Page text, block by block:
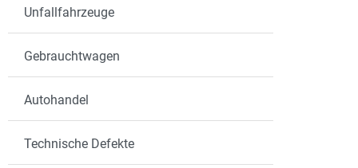
Unfallfahrzeuge
Gebrauchtwagen
Autohandel
Technische Defekte